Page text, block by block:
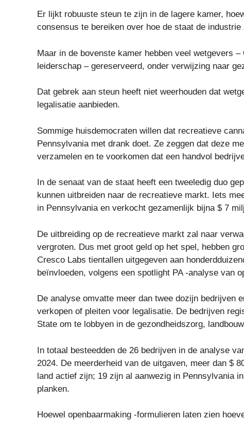
Er lijkt robuuste steun te zijn in de lagere kamer,
consensus te bereiken over hoe de staat de
Maar in de bovenste kamer hebben veel wetgevers
leiderschap – gereserveerd, onder verwijzing naar
Dat gebrek aan steun heeft niet weerhouden dat
legalisatie aanbieden.
Sommige huisdemocraten willen dat recreatieve
Pennsylvania met drank doet. Ze zeggen dat deze
verzamelen en te voorkomen dat een handvol
In de senaat van de staat heeft een tweeledig duo
kunnen uitbreiden naar de recreatieve markt. Iets
in Pennsylvania en verkocht gezamenlijk bijna $ 7
De uitbreiding op de recreatieve markt zal naar
vergroten. Dus met groot geld op het spel, hebben
Cresco Labs tientallen uitgegeven aan
beïnvloeden, volgens een spotlight PA -analyse van
De analyse omvatte meer dan twee dozijn bedrijven
verkopen of pleiten voor legalisatie. De bedrijven
State om te lobbyen in de gezondheidszorg,
In totaal besteedden de 26 bedrijven in de analyse
2024. De meerderheid van de uitgaven, meer dan $
land actief zijn; 19 zijn al aanwezig in Pennsylvania
planken.
Hoewel openbaarmaking -formulieren laten zien